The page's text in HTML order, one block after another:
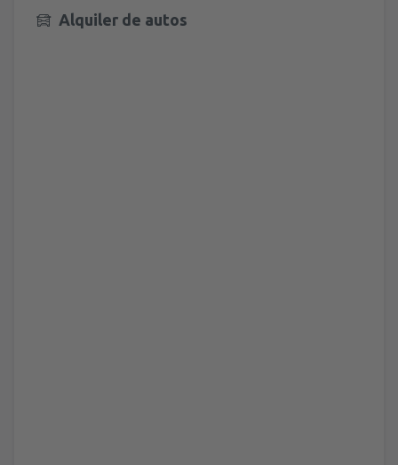
Alquiler de autos